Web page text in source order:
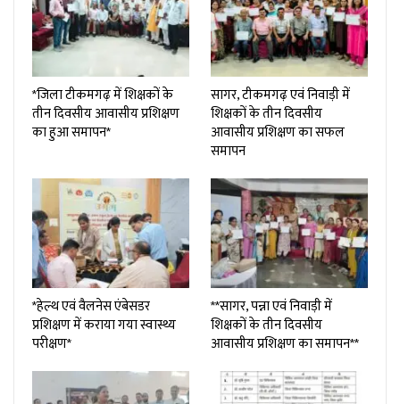
*जिला टीकमगढ़ में शिक्षकों के
तीन दिवसीय आवासीय प्रशिक्षण
का हुआ समापन*
सागर, टीकमगढ़ एवं निवाड़ी में
शिक्षकों के तीन दिवसीय
आवासीय प्रशिक्षण का सफल
समापन
*हेल्थ एवं वैलनेस एंबेसडर
प्रशिक्षण में कराया गया स्वास्थ्य
परीक्षण*
**सागर, पन्ना एवं निवाड़ी में
शिक्षकों के तीन दिवसीय
आवासीय प्रशिक्षण का समापन**